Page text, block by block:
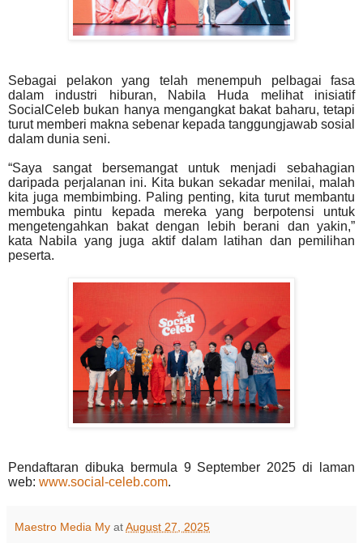
Sebagai pelakon yang telah menempuh pelbagai fasa
dalam industri hiburan, Nabila Huda melihat
inisiatif
SocialCeleb bukan hanya mengangkat bakat baharu, tetapi
turut memberi makna sebenar kepada tanggungjawab sosial
dalam dunia seni.
“Saya sangat bersemangat untuk menjadi sebahagian
daripada perjalanan ini. Kita bukan sekadar menilai, malah
kita juga membimbing. Paling penting, kita turut membantu
membuka pintu kepada
mereka yang berpotensi untuk
mengetengahkan bakat dengan lebih berani dan yakin,”
kata Nabila yang juga aktif dalam latihan dan pemilihan
peserta.
Pendaftaran dibuka bermula 9 September 2025 di laman
web: www.social-celeb.com.
Maestro Media My atAugust 27, 2025